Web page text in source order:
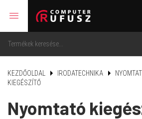
menu
KEZDŐOLDAL IRODATECHNIKA
KIEGÉSZÍTŐ
Nyomtató